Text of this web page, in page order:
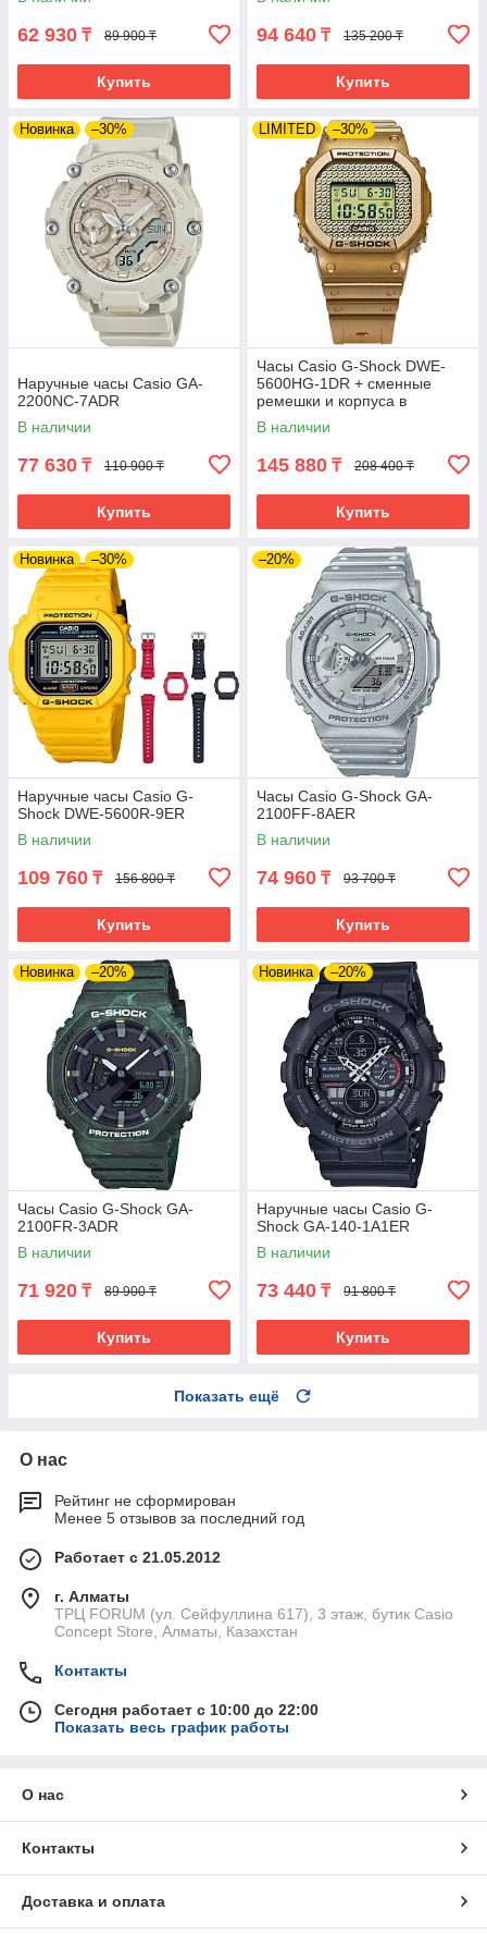
62 930 ₸ 89 900 ₸
Купить
94 640 ₸ 135 200 ₸
Купить
Новинка –30%
Наручные часы Casio GA-
2200NC-7ADR
В наличии
77 630 ₸ 110 900 ₸
Купить
LIMITED –30%
Часы Casio G-Shock DWE-
5600HG-1DR + сменные
ремешки и корпуса в
комплекте. Лимитированная
серия.
В наличии
145 880 ₸ 208 400 ₸
Купить
Новинка –30%
Наручные часы Casio G-
Shock DWE-5600R-9ER
В наличии
109 760 ₸ 156 800 ₸
Купить
–20%
Часы Casio G-Shock GA-
2100FF-8AER
В наличии
74 960 ₸ 93 700 ₸
Купить
Новинка –20%
Часы Casio G-Shock GA-
2100FR-3ADR
В наличии
71 920 ₸ 89 900 ₸
Купить
Новинка –20%
Наручные часы Casio G-
Shock GA-140-1A1ER
В наличии
73 440 ₸ 91 800 ₸
Купить
Показать ещё
О нас
Рейтинг не сформирован
Менее 5 отзывов за последний год
Работает с 21.05.2012
г. Алматы
ТРЦ FORUM (ул. Сейфуллина 617), 3 этаж, бутик Casio
Concept Store, Алматы, Казахстан
Контакты
Сегодня работает с 10:00 до 22:00
Показать весь график работы
О нас
Контакты
Доставка и оплата